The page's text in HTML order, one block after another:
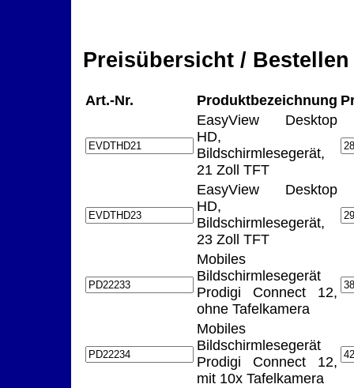
Preisübersicht / Bestellen
Art.-Nr. Produktbezeichnung
EasyView Desktop
HD,
Bildschirmlesegerät,
21 Zoll TFT
EasyView Desktop
HD,
Bildschirmlesegerät,
23 Zoll TFT
Mobiles
Bildschirmlesegerät
Prodigi Connect 12,
ohne Tafelkamera
Mobiles
Bildschirmlesegerät
Prodigi Connect 12,
mit 10x Tafelkamera